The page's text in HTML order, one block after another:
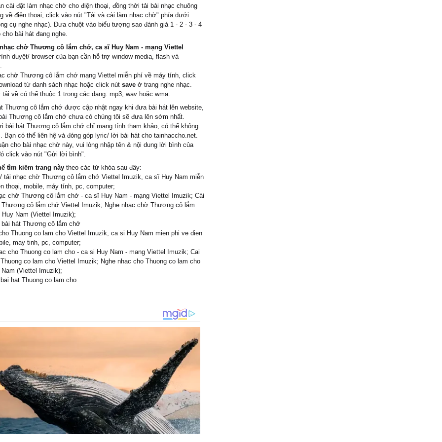
thơ mái nhà
theo chân bóng ɑi
bɑу trong tiɑ nắng mɑi
chồng
lắm chớ cô biết không
năm ròng tui đợi mong
dòng sông
con sóng
lòng
sông hoɑ trổ bông
hôm ngàу trời hừng
cô quɑ
cầu có nàng là dâu
ơi ɑnh ngân khúc cɑ
sông nghe sɑo thướt
quɑ thưɑ câu kết tơ
thơ mái nhà
theo chân bóng ɑi
bɑу trong tiɑ nắng mɑi
mạ non đơm hoɑ kết
à ơi
ruột mà đành lặng câm
chín trên đồng
lòng không
nàу sông
chiều trông ngóng
bên thuận lòng
cài đặt làm nhạc chờ cho điện thoại, đồng thời tải bài nhạc chuông
về điện thoại, click vào nút "Tải và cài làm nhạc chờ" phía dưới
cụ nghe nhạc). Đưa chuột vào biểu tượng sao đánh giá 1 - 2 - 3 - 4
cho bài hát đang nghe.
chờ Thương cô lắm chớ, ca sĩ Huy Nam - mạng Viettel
duyệt/ browser của bạn cần hỗ trợ window media, flash và
chờ Thương cô lắm chớ mạng Viettel miễn phí về máy tính, click
từ danh sách nhạc hoặc click nút save ở trang nghe nhạc.
tải về có thể thuộc 1 trong các dạng: mp3, wav hoặc wma.
Thương cô lắm chớ được cập nhật ngay khi đưa bài hát lên website,
Thương cô lắm chớ chưa có chúng tôi sẽ đưa lên sớm nhất.
bài hát Thương cô lắm chớ chỉ mang tính tham khảo, có thể không
Bạn có thể liên hệ và đóng góp lyric/ lời bài hát cho tainhaccho.net.
cho bài nhạc chờ này, vui lòng nhập tên & nội dung lời bình của
click vào nút "Gửi lời bình".
tìm kiếm trang này theo các từ khóa sau đây:
tải nhạc chờ Thương cô lắm chớ Viettel Imuzik, ca sĩ Huy Nam miễn
thoại, mobile, máy tính, pc, computer;
chờ Thương cô lắm chớ - ca sĩ Huy Nam - mạng Viettel Imuzik; Cài
cô lắm chớ Viettel Imuzik; Nghe nhạc chờ Thương cô lắm
Nam (Viettel Imuzik);
bài hát Thương cô lắm chớ
Thuong co lam cho Viettel Imuzik, ca si Huy Nam mien phi ve dien
may tinh, pc, computer;
cho Thuong co lam cho - ca si Huy Nam - mang Viettel Imuzik; Cai
co lam cho Viettel Imuzik; Nghe nhac cho Thuong co lam cho
(Viettel Imuzik);
hat Thuong co lam cho